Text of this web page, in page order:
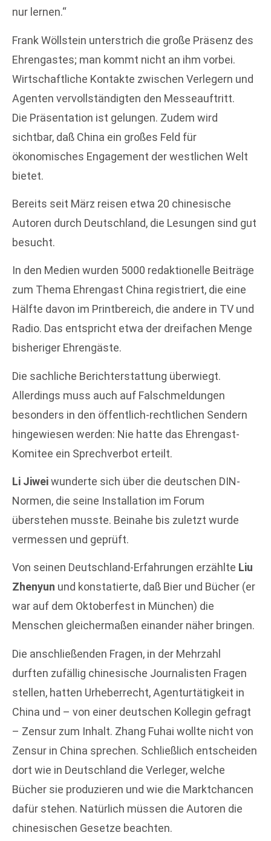
nur lernen.“
Frank Wöllstein unterstrich die große Präsenz des
Ehrengastes; man kommt nicht an ihm vorbei.
Wirtschaftliche Kontakte zwischen Verlegern und
Agenten vervollständigten den Messeauftritt.
Die Präsentation ist gelungen. Zudem wird
sichtbar, daß China ein großes Feld für
ökonomisches Engagement der westlichen Welt
bietet.
Bereits seit März reisen etwa 20 chinesische
Autoren durch Deutschland, die Lesungen sind gut
besucht.
In den Medien wurden 5000 redaktionelle Beiträge
zum Thema Ehrengast China registriert, die eine
Hälfte davon im Printbereich, die andere in TV und
Radio. Das entspricht etwa der dreifachen Menge
bisheriger Ehrengäste.
Die sachliche Berichterstattung überwiegt.
Allerdings muss auch auf Falschmeldungen
besonders in den öffentlich-rechtlichen Sendern
hingewiesen werden: Nie hatte das Ehrengast-
Komitee ein Sprechverbot erteilt.
Li Jiweiwunderte sich über die deutschen DIN-
Normen, die seine Installation im Forum
überstehen musste. Beinahe bis zuletzt wurde
vermessen und geprüft.
Von seinen Deutschland-Erfahrungen erzählte Liu
Zhenyun und konstatierte, daß Bier und Bücher (er
war auf dem Oktoberfest in München) die
Menschen gleichermaßen einander näher bringen.
Die anschließenden Fragen, in der Mehrzahl
durften zufällig chinesische Journalisten Fragen
stellen, hatten Urheberrecht, Agenturtätigkeit in
China und – von einer deutschen Kollegin gefragt
– Zensur zum Inhalt. Zhang Fuhai wollte nicht von
Zensur in China sprechen. Schließlich entscheiden
dort wie in Deutschland die Verleger, welche
Bücher sie produzieren und wie die Marktchancen
dafür stehen. Natürlich müssen die Autoren die
chinesischen Gesetze beachten.